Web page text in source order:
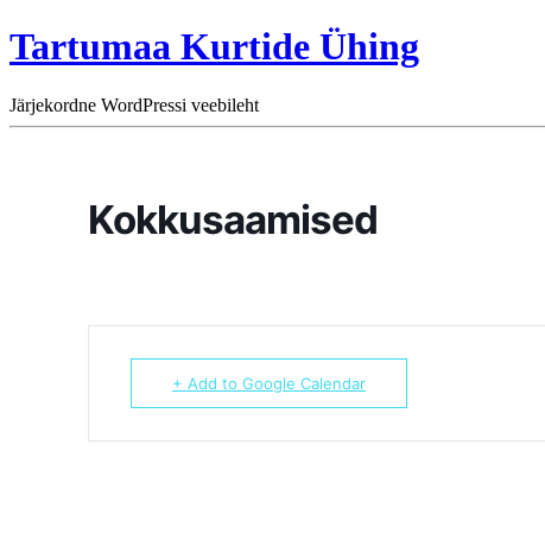
Tartumaa Kurtide Ühing
Järjekordne WordPressi veebileht
Kokkusaamised
+ Add to Google Calendar